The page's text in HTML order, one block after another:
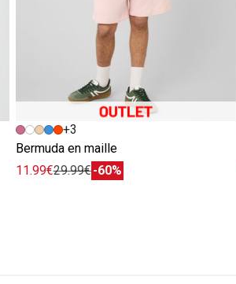
+3
Bermuda en maille
11.99€29.99€-60%